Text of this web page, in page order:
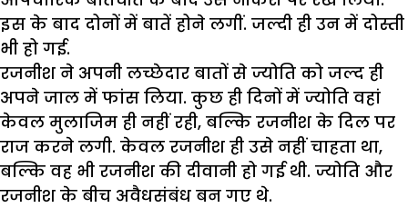
इस के बाद दोनों में बातें होने लगीं. जल्दी ही उन में दोस्ती
भी हो गई.
रजनीश ने अपनी लच्छेदार बातों से ज्योति को जल्द ही
अपने जाल में फांस लिया. कुछ ही दिनों में ज्योति वहां
केवल मुलाजिम ही नहीं रही, बल्कि रजनीश के दिल पर
राज करने लगी. केवल रजनीश ही उसे नहीं चाहता था,
बल्कि वह भी रजनीश की दीवानी हो गई थी. ज्योति और
रजनीश के बीच अवैधसंबंध बन गए थे.